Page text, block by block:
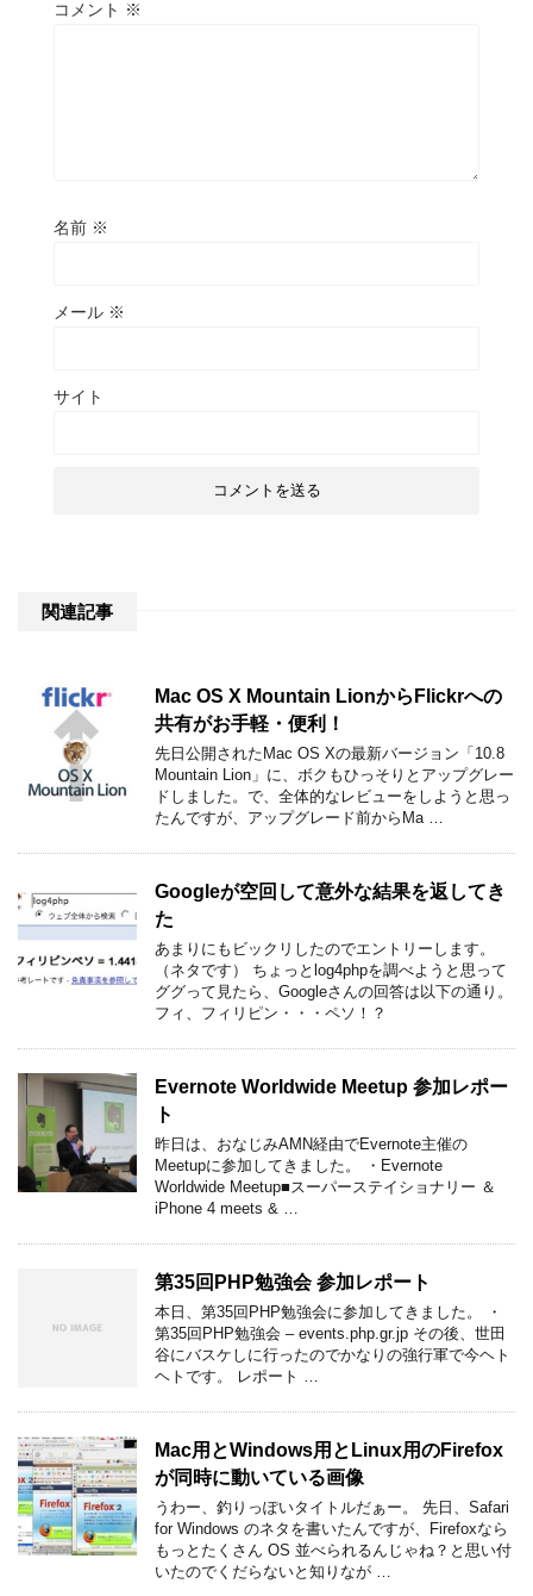
コメント ※
名前 ※
メール ※
サイト
関連記事
Mac OS X Mountain LionからFlickrへの
共有がお手軽・便利！
先日公開されたMac OS Xの最新バージョン「10.8
Mountain Lion」に、ボクもひっそりとアップグレー
ドしました。で、全体的なレビューをしようと思っ
たんですが、アップグレード前からMa …
Googleが空回して意外な結果を返してき
た
あまりにもビックリしたのでエントリーします。
（ネタです） ちょっとlog4phpを調べようと思って
ググって見たら、Googleさんの回答は以下の通り。
フィ、フィリピン・・・ペソ！？
Evernote Worldwide Meetup 参加レポー
ト
昨日は、おなじみAMN経由でEvernote主催の
Meetupに参加してきました。 ・Evernote
Worldwide Meetup■スーパーステイショナリー ＆
iPhone 4 meets & …
第35回PHP勉強会 参加レポート
本日、第35回PHP勉強会に参加してきました。 ・
第35回PHP勉強会 – events.php.gr.jp その後、世田
谷にバスケしに行ったのでかなりの強行軍で今ヘト
ヘトです。 レポート …
Mac用とWindows用とLinux用のFirefox
が同時に動いている画像
うわー、釣りっぽいタイトルだぁー。 先日、Safari
for Windows のネタを書いたんですが、Firefoxなら
もっとたくさん OS 並べられるんじゃね？と思い付
いたのでくだらないと知りなが …